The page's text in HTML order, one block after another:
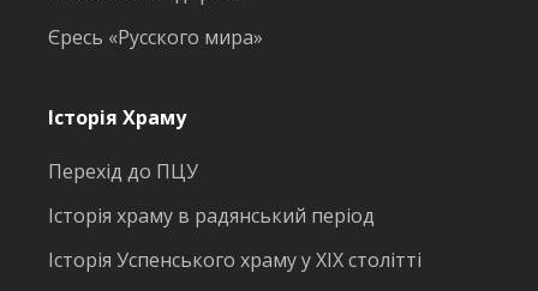
Єресь «Русского мира»
Історія Храму
Перехід до ПЦУ
Історія храму в радянський період
Історія Успенського храму у ХІХ столітті